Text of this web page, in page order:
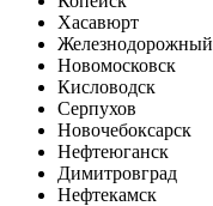
Хасавюрт
Железнодорожный
Новомосковск
Кисловодск
Серпухов
Новочебоксарск
Нефтеюганск
Димитровград
Нефтекамск